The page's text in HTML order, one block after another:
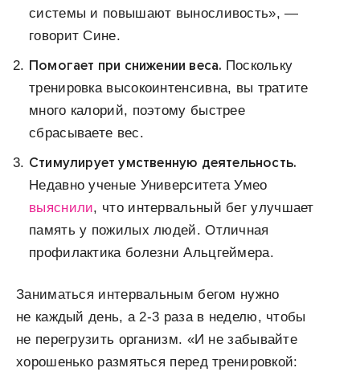
системы и повышают выносливость», —
говорит Сине.
Помогает при снижении веса. Поскольку
тренировка высокоинтенсивна, вы тратите
много калорий, поэтому быстрее
сбрасываете вес.
Стимулирует умственную деятельность.
Недавно ученые Университета Умео
выяснили, что интервальный бег улучшает
память у пожилых людей. Отличная
профилактика болезни Альцгеймера.
Заниматься интервальным бегом нужно
не каждый день, а 2-3 раза в неделю, чтобы
не перегрузить организм. «И не забывайте
хорошенько размяться перед тренировкой: